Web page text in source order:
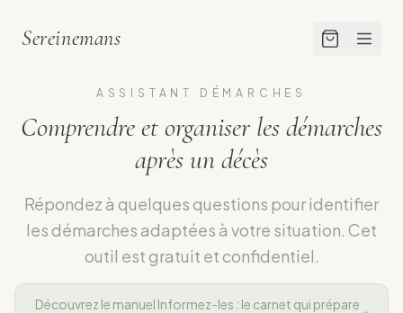
Sereinemans
ASSISTANT DÉMARCHES
Comprendre et organiser les démarches
après un décès
Répondez à quelques questions pour identifier
les démarches adaptées à votre situation. Cet
outil est gratuit et confidentiel.
Découvrez le manuel Informez-les : le carnet qui prépare